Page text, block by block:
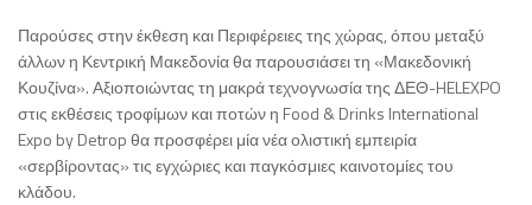
Παρούσες στην έκθεση και Περιφέρειες της χώρας, όπου μεταξύ
άλλων η Κεντρική Μακεδονία θα παρουσιάσει τη «Μακεδονική
Κουζίνα». Αξιοποιώντας τη μακρά τεχνογνωσία της ΔΕΘ-HELEXPO
στις εκθέσεις τροφίμων και ποτών η Food & Drinks International
Expo by Detrop θα προσφέρει μία νέα ολιστική εμπειρία
«σερβίροντας» τις εγχώριες και παγκόσμιες καινοτομίες του
κλάδου.